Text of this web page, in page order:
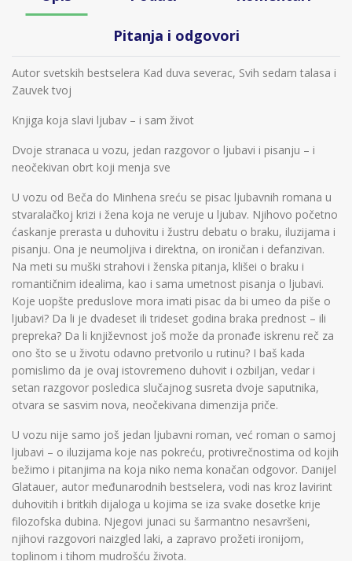
Pitanja i odgovori
Autor svetskih bestselera Kad duva severac, Svih sedam talasa i
Zauvek tvoj
Knjiga koja slavi ljubav – i sam život
Dvoje stranaca u vozu, jedan razgovor o ljubavi i pisanju – i
neočekivan obrt koji menja sve
U vozu od Beča do Minhena sreću se pisac ljubavnih romana u
stvaralačkoj krizi i žena koja ne veruje u ljubav. Njihovo početno
ćaskanje prerasta u duhovitu i žustru debatu o braku, iluzijama i
pisanju. Ona je neumoljiva i direktna, on ironičan i defanzivan.
Na meti su muški strahovi i ženska pitanja, klišei o braku i
romantičnim idealima, kao i sama umetnost pisanja o ljubavi.
Koje uopšte preduslove mora imati pisac da bi umeo da piše o
ljubavi? Da li je dvadeset ili trideset godina braka prednost – ili
prepreka? Da li književnost još može da pronađe iskrenu reč za
ono što se u životu odavno pretvorilo u rutinu? I baš kada
pomislimo da je ovaj istovremeno duhovit i ozbiljan, vedar i
setan razgovor posledica slučajnog susreta dvoje saputnika,
otvara se sasvim nova, neočekivana dimenzija priče.
U vozu nije samo još jedan ljubavni roman, već roman o samoj
ljubavi – o iluzijama koje nas pokreću, protivrečnostima od kojih
bežimo i pitanjima na koja niko nema konačan odgovor. Danijel
Glatauer, autor međunarodnih bestselera, vodi nas kroz lavirint
duhovitih i britkih dijaloga u kojima se iza svake dosetke krije
filozofska dubina. Njegovi junaci su šarmantno nesavršeni,
njihovi razgovori naizgled laki, a zapravo prožeti ironijom,
toplinom i tihom mudrošću života.